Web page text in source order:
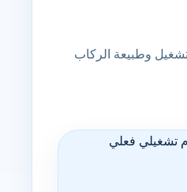
وطبيعة الركاب